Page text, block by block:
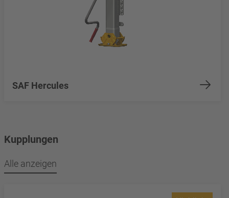
SAF Hercules
Kupplungen
Alle anzeigen